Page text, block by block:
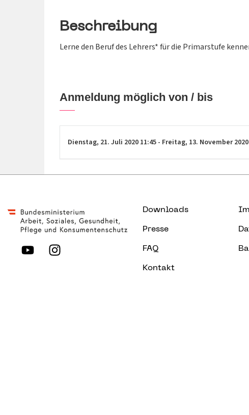
Beschreibung
Lerne den Beruf des Lehrers* für die Primarstufe
Anmeldung möglich von / bis
Dienstag, 21. Juli 2020 11:45 - Freitag, 13. November 2020
Downloads
Presse
FAQ
Kontakt